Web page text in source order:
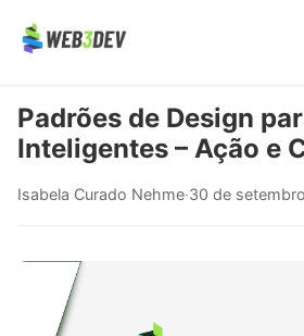
Padrões de Design
Inteligentes – Ação e
Isabela Curado Nehme·30 de